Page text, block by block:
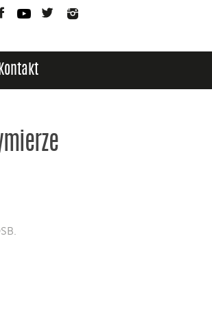
FacebookYouTubeTwitter
Kontakt